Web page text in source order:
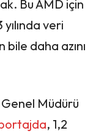
Bu AMD için
veri
bile daha azını
Müdürü
, 1,2